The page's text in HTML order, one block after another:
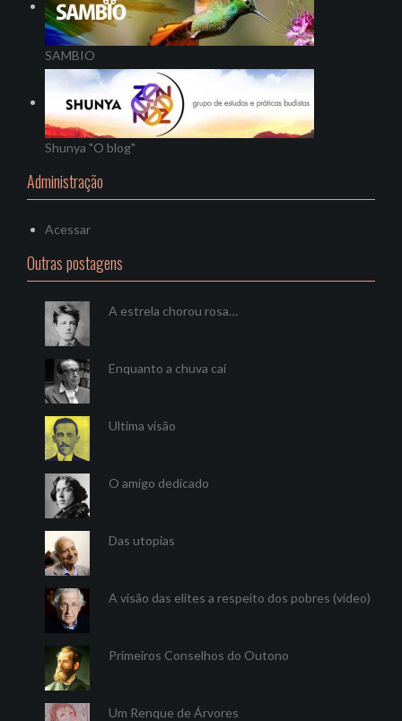
SAMBIO
Shunya "O blog"
Administração
Acessar
Outras postagens
A estrela chorou rosa…
Enquanto a chuva cai
Ultima visão
O amigo dedicado
Das utopias
A visão das elites a respeito dos pobres (vídeo)
Primeiros Conselhos do Outono
Um Renque de Árvores